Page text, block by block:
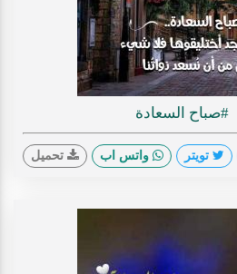
#صباح السعادة
تويتر واتس اب تحميل